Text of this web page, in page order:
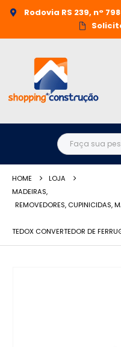
Rodovia RS 239, n°
HOME
LOJA
MADEIRAS,
REMOVEDORES, CUPINICIDAS,
TEDOX CONVERTEDOR DE